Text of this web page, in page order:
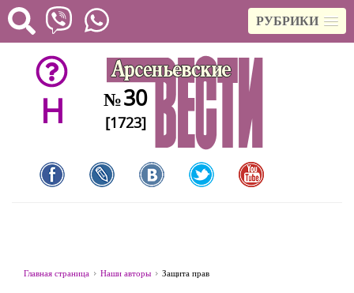
РУБРИКИ
H №30
[1723]
Главная страница Наши авторы Защита прав